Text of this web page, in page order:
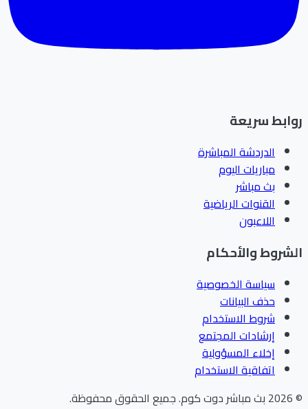
سريعة
الدردشة المباشرة
مباريات اليوم
بث مباشر
القنوات الرياضية
اللاعبون
والأحكام
سياسة الخصوصية
حذف البيانات
شروط الاستخدام
إرشادات المجتمع
إخلاء المسؤولية
اتفاقية الاستخدام
بث مباشر دوت كوم.جميع الحقوق محفوظة.